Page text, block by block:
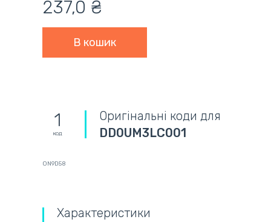
237,0 ₴
1
код
Оригінальні коди для
DD0UM3LC001
ON9D58
Характеристики